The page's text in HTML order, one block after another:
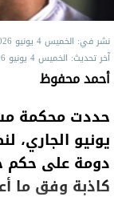
نشر في: الخميس 4 يونيو 2026 - 12:24 م
آخر تحديث: الخميس 4 يونيو 2026 - 1:01 م
أحمد محفوظ
يونيو الجاري،
دومة على حكم
كاذبة وفق ما